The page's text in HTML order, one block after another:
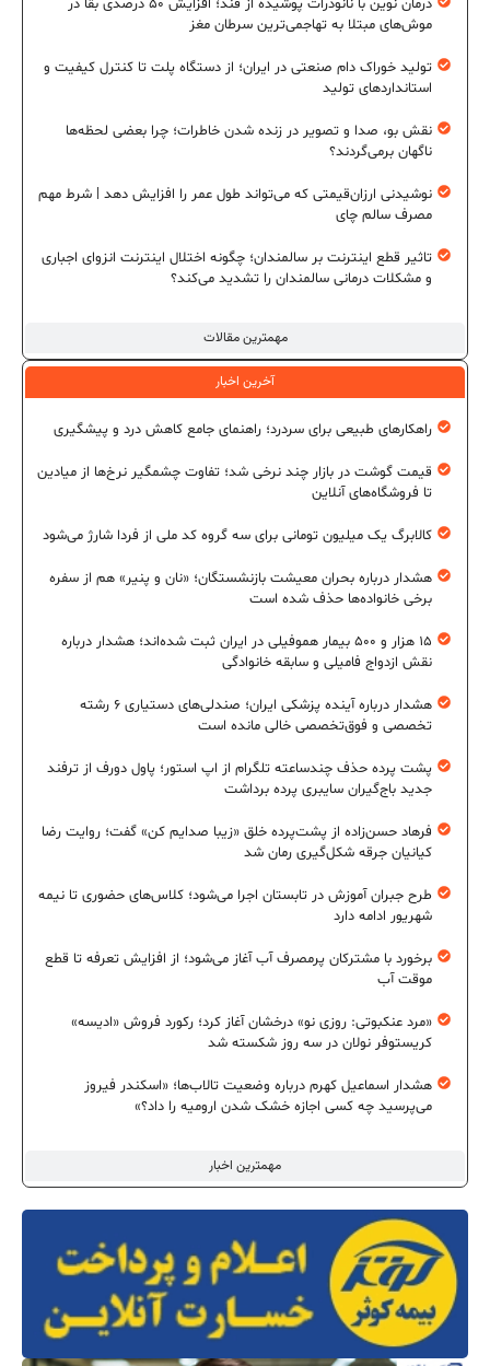
مهمترین مقالات
درمان نوین با نانوذرات پوشیده از قند؛ افزایش ۵۰ درصدی بقا در
موش‌های مبتلا به تهاجمی‌ترین سرطان مغز
تولید خوراک دام صنعتی در ایران؛ از دستگاه پلت تا کنترل کیفیت و
استانداردهای تولید
نقش بو، صدا و تصویر در زنده شدن خاطرات؛ چرا بعضی لحظه‌ها
ناگهان برمی‌گردند؟
نوشیدنی ارزان‌قیمتی که می‌تواند طول عمر را افزایش دهد | شرط مهم
مصرف سالم چای
تاثیر قطع اینترنت بر سالمندان؛ چگونه اختلال اینترنت انزوای اجباری
و مشکلات درمانی سالمندان را تشدید می‌کند؟
آخرین اخبار
مهمترین اخبار
راهکارهای طبیعی برای سردرد؛ راهنمای جامع کاهش درد و پیشگیری
قیمت گوشت در بازار چند نرخی شد؛ تفاوت چشمگیر نرخ‌ها از میادین
تا فروشگاه‌های آنلاین
کالابرگ یک میلیون تومانی برای سه گروه کد ملی از فردا شارژ می‌شود
هشدار درباره بحران معیشت بازنشستگان؛ «نان و پنیر» هم از سفره
برخی خانواده‌ها حذف شده است
۱۵ هزار و ۵۰۰ بیمار هموفیلی در ایران ثبت شده‌اند؛ هشدار درباره
نقش ازدواج فامیلی و سابقه خانوادگی
هشدار درباره آینده پزشکی ایران؛ صندلی‌های دستیاری ۶ رشته
تخصصی و فوق‌تخصصی خالی مانده است
پشت پرده حذف چندساعته تلگرام از اپ استور؛ پاول دورف از ترفند
جدید باج‌گیران سایبری پرده برداشت
فرهاد حسن‌زاده از پشت‌پرده خلق «زیبا صدایم کن» گفت؛ روایت رضا
کیانیان جرقه شکل‌گیری رمان شد
طرح جبران آموزش در تابستان اجرا می‌شود؛ کلاس‌های حضوری تا نیمه
شهریور ادامه دارد
برخورد با مشترکان پرمصرف آب آغاز می‌شود؛ از افزایش تعرفه تا قطع
موقت آب
«مرد عنکبوتی: روزی نو» درخشان آغاز کرد؛ رکورد فروش «ادیسه»
کریستوفر نولان در سه روز شکسته شد
هشدار اسماعیل کهرم درباره وضعیت تالاب‌ها؛ «اسکندر فیروز
می‌پرسید چه کسی اجازه خشک شدن ارومیه را داد؟»